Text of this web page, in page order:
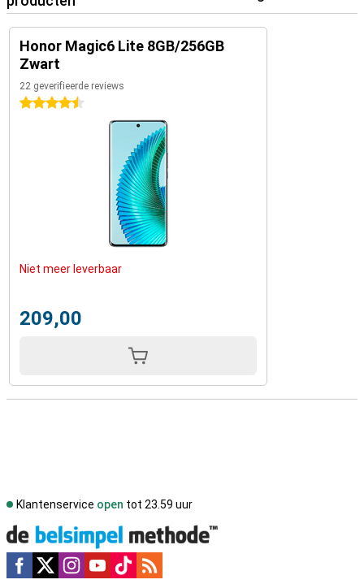
Honor Magic6 Lite 8GB/256GB
Zwart
22 geverifieerde reviews
4.5 sterren
Niet meer leverbaar
209,00
Klantenservice open tot 23.59 uur
Social media